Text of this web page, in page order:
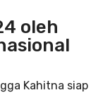
oleh
Kahitna siap